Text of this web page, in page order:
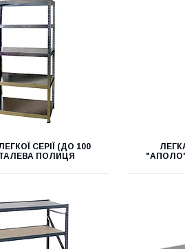
СЕРІЇ (ДО 100
ПОЛИЦЯ